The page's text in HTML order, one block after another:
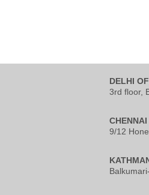
DELHI
3rd floor,
9/12